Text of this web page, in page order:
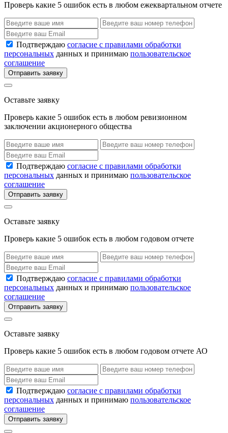
Проверь какие 5 ошибок есть в любом ежеквартальном отчете
Подтверждаю согласие с правилами обработки
персональных данных и принимаю пользовательское
соглашение
Отправить заявку
Оставьте заявку
Проверь какие 5 ошибок есть в любом ревизионном
заключении акционерного общества
Подтверждаю согласие с правилами обработки
персональных данных и принимаю пользовательское
соглашение
Отправить заявку
Оставьте заявку
Проверь какие 5 ошибок есть в любом годовом отчете
Подтверждаю согласие с правилами обработки
персональных данных и принимаю пользовательское
соглашение
Отправить заявку
Оставьте заявку
Проверь какие 5 ошибок есть в любом годовом отчете АО
Подтверждаю согласие с правилами обработки
персональных данных и принимаю пользовательское
соглашение
Отправить заявку